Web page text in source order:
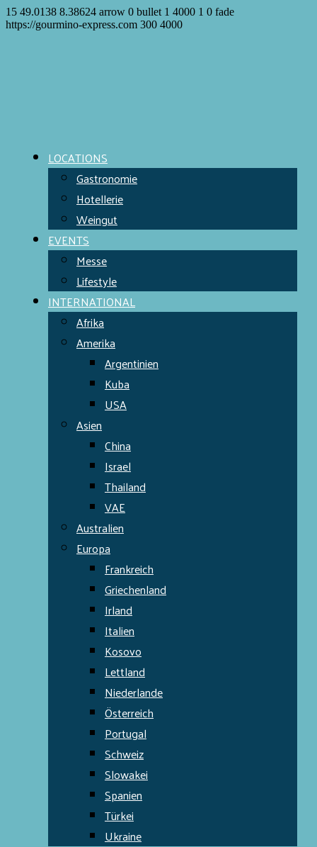
15 49.0138 8.38624 arrow 0 bullet 1 4000 1 0 fade
https://gourmino-express.com 300 4000
LOCATIONS
Gastronomie
Hotellerie
Weingut
EVENTS
Messe
Lifestyle
INTERNATIONAL
Afrika
Amerika
Argentinien
Kuba
USA
Asien
China
Israel
Thailand
VAE
Australien
Europa
Frankreich
Griechenland
Irland
Italien
Kosovo
Lettland
Niederlande
Österreich
Portugal
Schweiz
Slowakei
Spanien
Türkei
Ukraine